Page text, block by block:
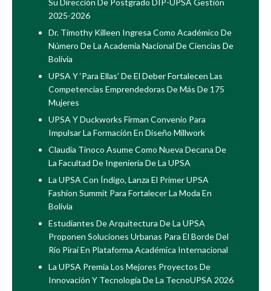
Su Dirección De Postgrado DIP-UPSA Gestión
2025-2026
Dr. Timothy Killeen Ingresa Como Académico De
Número De La Academia Nacional De Ciencias De
Bolivia
UPSA Y ‘Para Ellas’ De El Deber Fortalecen Las
Competencias Emprendedoras De Más De 175
Mujeres
UPSA Y Duckworks Firman Convenio Para
Impulsar La Formación En Diseño Millwork
Claudia Tinoco Asume Como Nueva Decana De
La Facultad De Ingeniería De La UPSA
La UPSA Con Índigo, Lanza El Primer UPSA
Fashion Summit Para Fortalecer La Moda En
Bolivia
Estudiantes De Arquitectura De La UPSA
Proponen Soluciones Urbanas Para El Borde Del
Río Piraí En Plataforma Académica Internacional
La UPSA Premia Los Mejores Proyectos De
Innovación Y Tecnología De La TecnoUPSA 2026